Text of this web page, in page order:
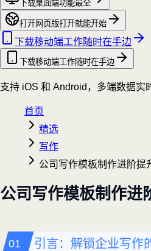
下载桌面端功能最全
打开网页版打开就能开始
下载移动端工作随时在手边
下载移动端工作随时在手边
支持 iOS 和 Android，多端数据实
首页
精选
写作
公司写作模板制作进阶提
公司写作模板制作进
引言：解锁企业写作